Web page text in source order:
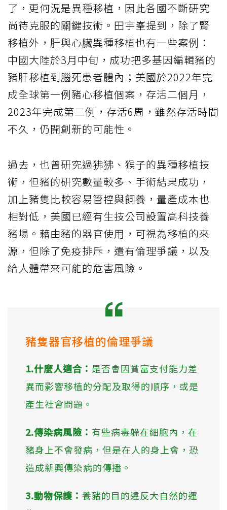
了，更何況是異種移植，因此各國不斷研究
尚待克服的關鍵技術。田宇峯提到，除了腎
移植外，肝與心臟異種移植也有一些案例：
中國大陸於3月中旬，成功把多基因編輯豬的
豬肝移植到腦死患者體內；美國於2022年完
成全球第一例豬心移植個案，存活二個月，
2023年完成第二例，存活6周，雖然存活時間
不久，仍開創新的可能性。
過去，也曾研究過狒狒、猴子的異種移植技
術，但豬的研究數量較多、手術結果成功，
加上豬隻比較容易管控與飼養，量產成本也
相對低，美國已經有生技公司設置高科技養
豬場。藉由豬的器官使用，可視為移植的來
源，但除了免疫排斥，還有倫理爭議，以及
給人體帶來可能的危害風險。
豬隻器官移植的倫理爭議
1.什麼人適合： 是否會因貧富支付能力差
異而影響移植的分配及取得的順序，或是
產生社會問題。
2.傳染病風險： 有些病毒躲在細胞內，在
豬身上不會發病，但是在人的身上會，恐
造成新興傳染病的傳播。
3.動物保護： 養豬的目的違反大自然的運